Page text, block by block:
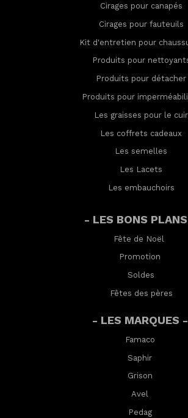
Cirages pour canapés
Cirages pour fauteuils
Kit d'entretien pour
Produits pour
Produits pour détacher
Produits pour
Les graisses pour le cuir
Les coffrets cadeaux
Les semelles
Les Lacets
Les embauchoirs
- LES BONS
Fête de Noël
Promotion
Soldes
Fêtes des pères
- LES MARQUES -
Famaco
Saphir
Grison
Avel
Pedag